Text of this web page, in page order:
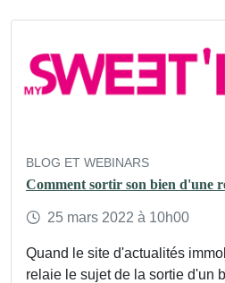
BLOG ET WEBINARS
Comment sortir son bien d'une
25 mars 2022 à 10h00
Quand le site d'actualités
relaie le sujet de la sortie d'un